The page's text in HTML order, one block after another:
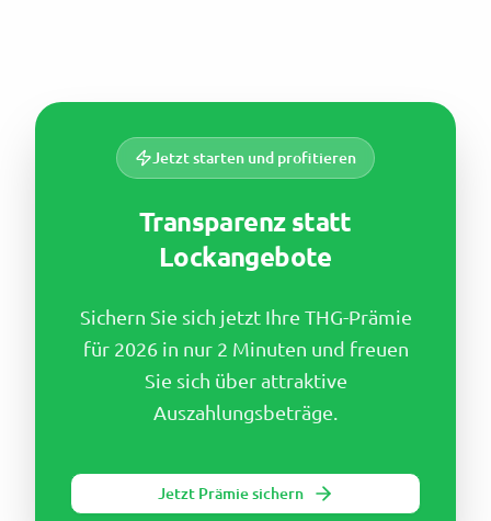
Jetzt starten und profitieren
Transparenz statt
Lockangebote
Sichern Sie sich jetzt Ihre THG-Prämie
für 2026 in nur 2 Minuten und freuen
Sie sich über attraktive
Auszahlungsbeträge.
Jetzt Prämie sichern